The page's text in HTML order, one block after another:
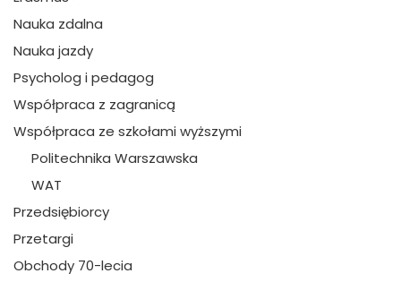
Nauka zdalna
Nauka jazdy
Psycholog i pedagog
Współpraca z zagranicą
Współpraca ze szkołami wyższymi
Politechnika Warszawska
WAT
Przedsiębiorcy
Przetargi
Obchody 70-lecia